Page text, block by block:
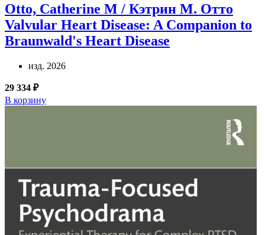
Otto, Catherine M / Кэтрин М. Отто
Valvular Heart Disease: A Companion to
Braunwald's Heart Disease
изд. 2026
29 334 ₽
В корзину